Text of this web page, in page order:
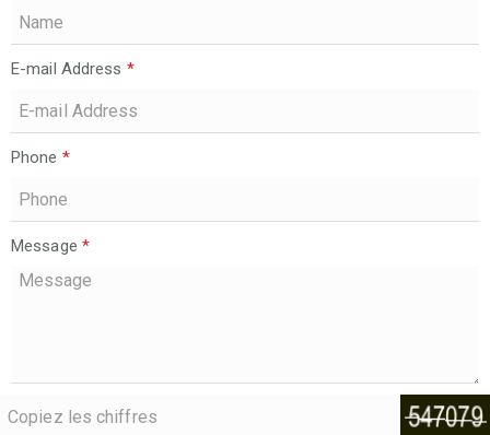
E-mail Address *
Phone *
Message *